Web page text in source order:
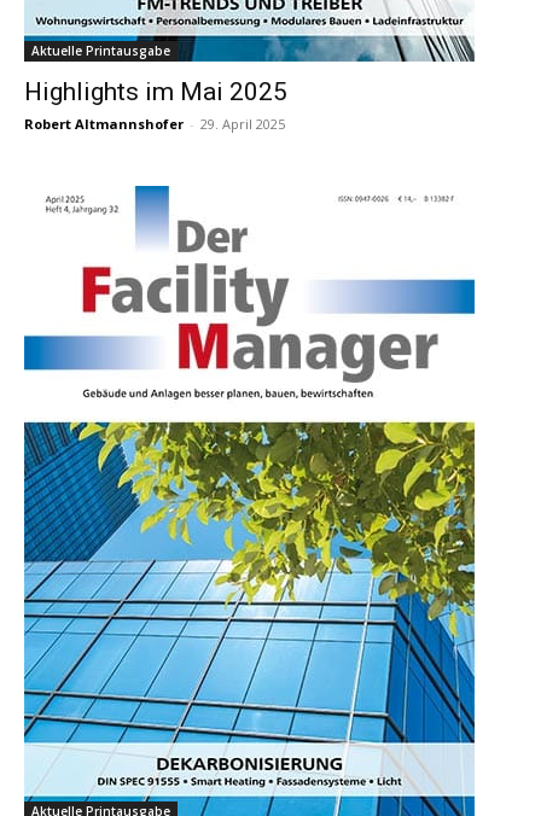
Aktuelle Printausgabe
Highlights im Mai 2025
Robert Altmannshofer - 29. April 2025
Aktuelle Printausgabe